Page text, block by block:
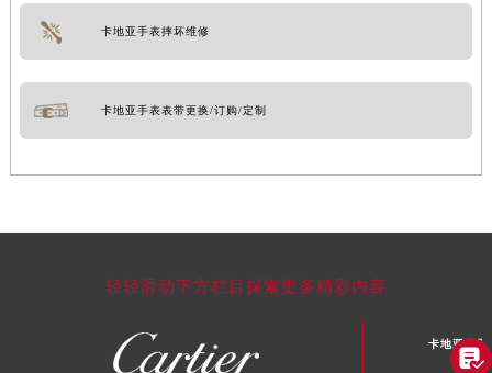
卡地亚手表摔坏维修
卡地亚手表表带更换/订购/定制
轻轻滑动下方栏目探索更多精彩内容
卡地亚中国
